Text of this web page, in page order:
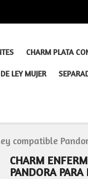
CHARM PLATA
LEY MUJER
compatible
CHARM
PANDORA PARA